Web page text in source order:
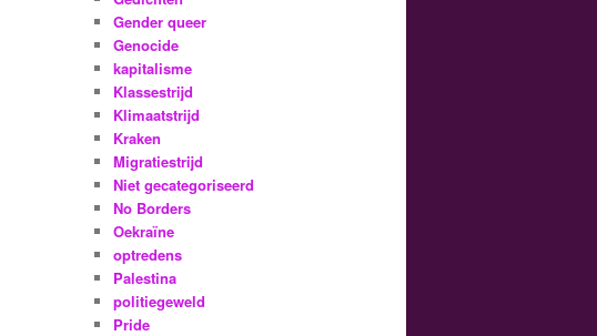
Gender queer
Genocide
kapitalisme
Klassestrijd
Klimaatstrijd
Kraken
Migratiestrijd
Niet gecategoriseerd
No Borders
Oekraïne
optredens
Palestina
politiegeweld
Pride